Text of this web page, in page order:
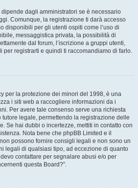
dagli amministratori se è necessario
Comunque, la registrazione ti darà accesso
disponibili per gli utenti ospiti come l’uso di
messaggistica privata, la possibilità di
dal forum, l’iscrizione a gruppi utenti,
per registrarti e quindi ti raccomandiamo di farlo.
per la protezione dei minori del 1998, è una
i siti web a raccogliere informazioni da i
Per avere tale consenso serve una richiesta
legale, permettendo la registrazione delle
Se hai dubbi o incertezze, mettiti in contatto con
Nota bene che phpBB Limited e il
possono fornire consigli legali e non sono un
legali di qualsiasi tipo, ad eccezione di quanto
contattare per segnalare abusi e/o per
questa Board?”.